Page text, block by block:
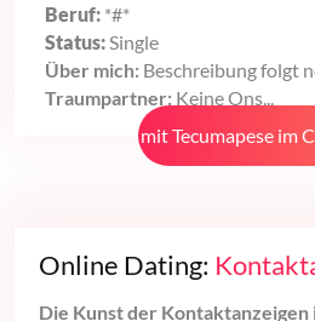
Beruf: *#*
Status:Single
Über mich: Beschreibung folgt
Traumpartner: Keine Ons...
mit Tecumapese im
Online Dating:
Die Kunst der Kontaktanzeigen